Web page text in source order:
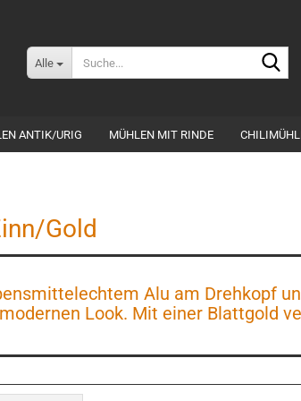
Alle
ANTIK/URIG MÜHLEN MIT RINDE
Gold
Alu am Drehkopf
Look. Mit einer Blattgold